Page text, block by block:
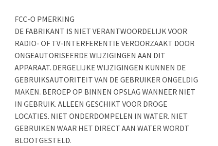
FCC-O PMERKING
DE FABRIKANT IS NIET VERANTWOORDELIJK VOOR
RADIO- OF TV-INTERFERENTIE VEROORZAAKT DOOR
ONGEAUTORISEERDE WIJZIGINGEN AAN DIT
APPARAAT. DERGELIJKE WIJZIGINGEN KUNNEN DE
GEBRUIKSAUTORITEIT VAN DE GEBRUIKER ONGELDIG
MAKEN. BEROEP OP BINNEN OPSLAG WANNEER NIET
IN GEBRUIK. ALLEEN GESCHIKT VOOR DROGE
LOCATIES. NIET ONDERDOMPELEN IN WATER. NIET
GEBRUIKEN WAAR HET DIRECT AAN WATER WORDT
BLOOTGESTELD.